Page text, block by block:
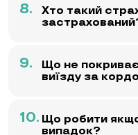
8.
Хто такий
9.
Що не
виїзду за
10. Що робити
випадок?